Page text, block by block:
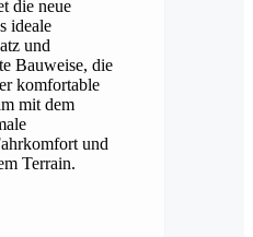
die neue
ideale
und
Bauweise, die
komfortable
mit dem
und
Terrain.